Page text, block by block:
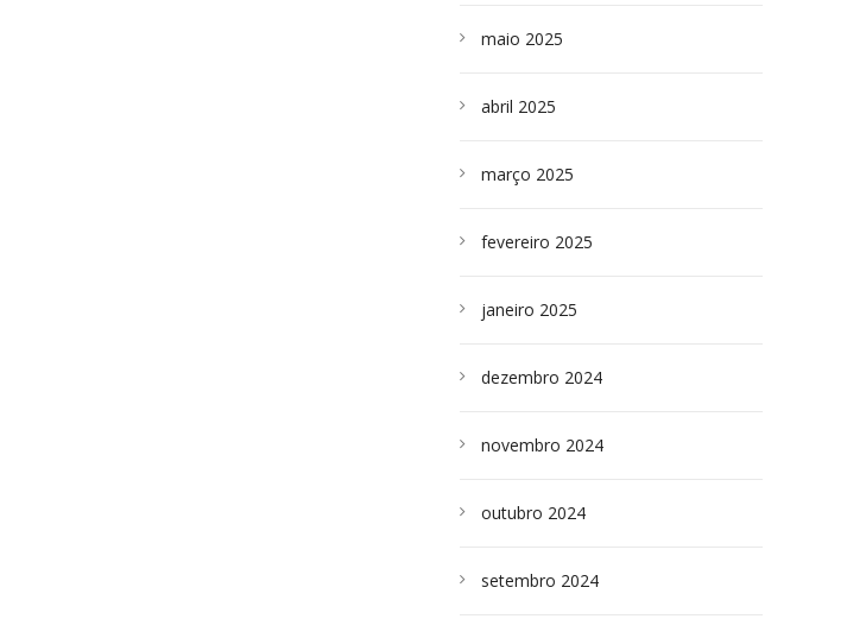
maio 2025
abril 2025
março 2025
fevereiro 2025
janeiro 2025
dezembro 2024
novembro 2024
outubro 2024
setembro 2024